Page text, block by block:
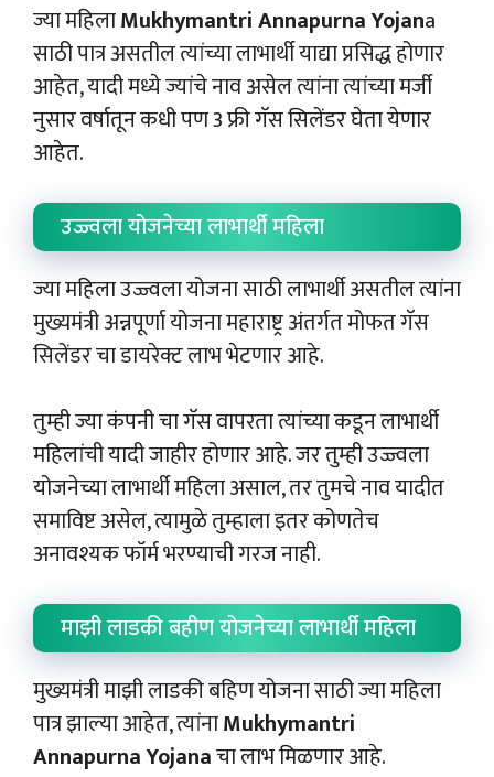
ज्या महिलाMukhymantri Annapurna Yojana
साठी पात्र असतील त्यांच्या लाभार्थी याद्या प्रसिद्ध होणार
आहेत, यादी मध्ये ज्यांचे नाव असेल त्यांना त्यांच्या मर्जी
नुसार वर्षातून कधी पण 3 फ्री गॅस सिलेंडर घेता येणार
आहेत.
उज्ज्वला योजनेच्या लाभार्थी महिला
ज्या महिला उज्ज्वला योजना साठी लाभार्थी असतील त्यांना
मुख्यमंत्री अन्नपूर्णा योजना महाराष्ट्र अंतर्गत मोफत गॅस
सिलेंडर चा डायरेक्ट लाभ भेटणार आहे.
तुम्ही ज्या कंपनी चा गॅस वापरता त्यांच्या कडून लाभार्थी
महिलांची यादी जाहीर होणार आहे. जर तुम्ही उज्ज्वला
योजनेच्या लाभार्थी महिला असाल, तर तुमचे नाव यादीत
समाविष्ट असेल, त्यामुळे तुम्हाला इतर कोणतेच
अनावश्यक फॉर्म भरण्याची गरज नाही.
माझी लाडकी बहीण योजनेच्या लाभार्थी महिला
मुख्यमंत्री माझी लाडकी बहिण योजना साठी ज्या महिला
पात्र झाल्या आहेत, त्यांनाMukhymantri
Annapurna Yojanaचा लाभ मिळणार आहे.